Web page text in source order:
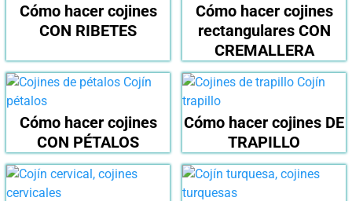
Cómo hacer cojines
CON RIBETES
Cómo hacer cojines
rectangulares CON
CREMALLERA
Cómo hacer cojines
CON PÉTALOS
Cómo hacer cojines DE
TRAPILLO